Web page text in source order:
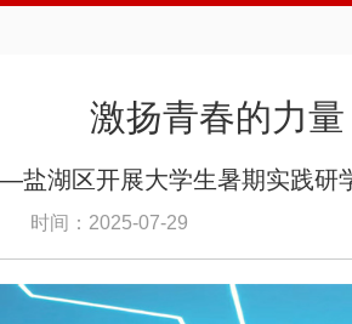
激扬青春的力量
湖区开展大学生暑期实践研
时间：2025-07-29